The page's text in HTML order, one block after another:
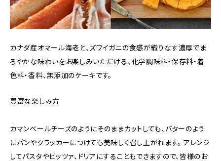
カナダ産オマール海老と、ズワイガニの食感が織りなす濃厚でま
ろやかな味わいをお楽しみいただける、化学調味料・保存料・着
色料・香料、無添加のケーキです。
豊富な楽しみ方
カマンベールチーズのようにそのままカットしても、バターのよう
にパンやクラッカーにつけても美味しく召し上がれます。 アレンジ
してパスタやピッツァ、ドリアにすることもできますので、皆様のお